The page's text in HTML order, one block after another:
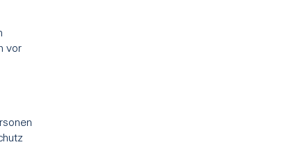
vor